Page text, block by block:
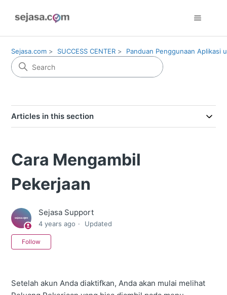
Sejasa.com SUCCESS CENTER Panduan Penggunaan Aplikasi
Articles in this section
Cara Mengambil
Pekerjaan
Sejasa Support
4 years ago Updated
Follow
Setelah akun Anda diaktifkan, Anda akan mulai melihat